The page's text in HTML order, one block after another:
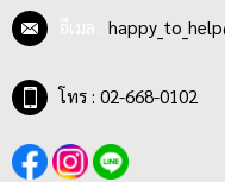
โทร : 02-668-0102